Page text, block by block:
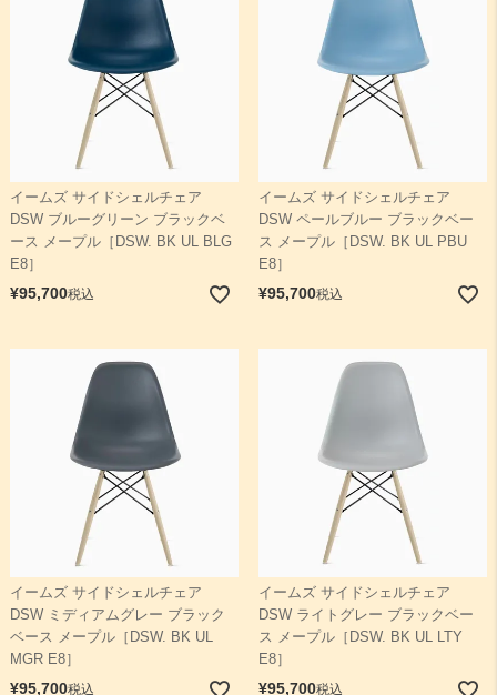
イームズ サイドシェルチェア
DSW ブルーグリーン ブラックベ
ース メープル［DSW. BK UL BLG
E8］
¥95,700税込
イームズ サイドシェルチェア
DSW ペールブルー ブラックベー
ス メープル［DSW. BK UL PBU
E8］
¥95,700税込
イームズ サイドシェルチェア
DSW ミディアムグレー ブラック
ベース メープル［DSW. BK UL
MGR E8］
¥95,700税込
イームズ サイドシェルチェア
DSW ライトグレー ブラックベー
ス メープル［DSW. BK UL LTY
E8］
¥95,700税込